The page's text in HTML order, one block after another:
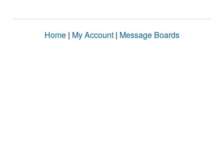
Home | My Account | Message Boards